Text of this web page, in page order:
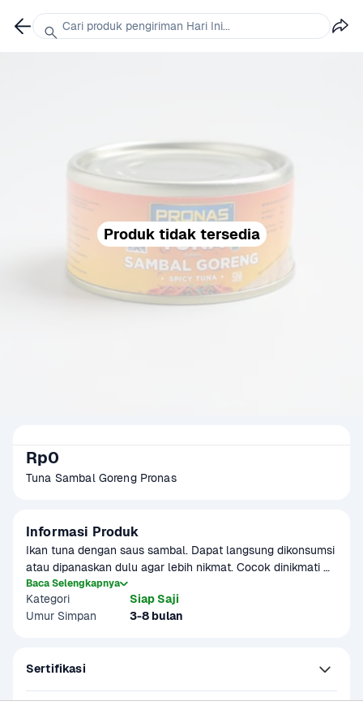
Produk tidak tersedia
Rp0
Tuna Sambal Goreng Pronas
Informasi Produk
Ikan tuna dengan saus sambal. Dapat langsung dikonsumsi
atau dipanaskan dulu agar lebih nikmat. Cocok dinikmati
bersama nasi hangat. Produk sudah terverifikasi halal.
Baca Selengkapnya
Kategori
Siap Saji
Umur Simpan
3-8 bulan
Sertifikasi
Cari produk pengiriman Hari Ini...